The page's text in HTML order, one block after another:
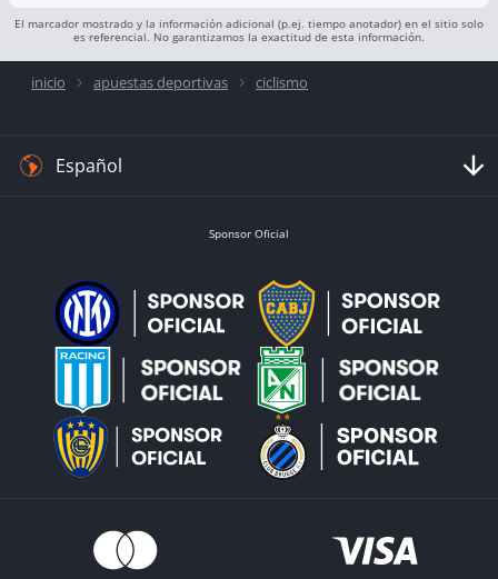
El marcador mostrado y la información adicional (p.ej. tiempo anotador) en el sitio solo
es referencial. No garantizamos la exactitud de esta información.
inicio apuestas deportivas ciclismo
Español
Sponsor Oficial